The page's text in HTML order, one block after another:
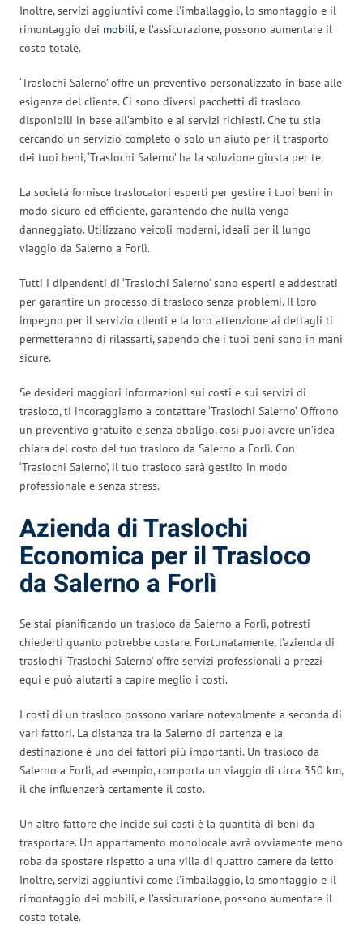
Inoltre, servizi aggiuntivi come l’imballaggio, lo smontaggio e il
rimontaggio dei mobili, e l’assicurazione, possono aumentare il
costo totale.
‘Traslochi Salerno’ offre un preventivo personalizzato in base alle
esigenze del cliente. Ci sono diversi pacchetti di trasloco
disponibili in base all’ambito e ai servizi richiesti. Che tu stia
cercando un servizio completo o solo un aiuto per il trasporto
dei tuoi beni, ‘Traslochi Salerno’ ha la soluzione giusta per te.
La società fornisce traslocatori esperti per gestire i tuoi beni in
modo sicuro ed efficiente, garantendo che nulla venga
danneggiato. Utilizzano veicoli moderni, ideali per il lungo
viaggio da Salerno a Forlì.
Tutti i dipendenti di ‘Traslochi Salerno’ sono esperti e addestrati
per garantire un processo di trasloco senza problemi. Il loro
impegno per il servizio clienti e la loro attenzione ai dettagli ti
permetteranno di rilassarti, sapendo che i tuoi beni sono in mani
sicure.
Se desideri maggiori informazioni sui costi e sui servizi di
trasloco, ti incoraggiamo a contattare ‘Traslochi Salerno’. Offrono
un preventivo gratuito e senza obbligo, così puoi avere un’idea
chiara del costo del tuo trasloco da Salerno a Forlì. Con
‘Traslochi Salerno’, il tuo trasloco sarà gestito in modo
professionale e senza stress.
Azienda di Traslochi
Economica per il Trasloco
da Salerno a Forlì
Se stai pianificando un trasloco da Salerno a Forlì, potresti
chiederti quanto potrebbe costare. Fortunatamente, l’azienda di
traslochi ‘Traslochi Salerno’ offre servizi professionali a prezzi
equi e può aiutarti a capire meglio i costi.
I costi di un trasloco possono variare notevolmente a seconda di
vari fattori. La distanza tra la Salerno di partenza e la
destinazione è uno dei fattori più importanti. Un trasloco da
Salerno a Forlì, ad esempio, comporta un viaggio di circa 350 km,
il che influenzerà certamente il costo.
Un altro fattore che incide sui costi è la quantità di beni da
trasportare. Un appartamento monolocale avrà ovviamente meno
roba da spostare rispetto a una villa di quattro camere da letto.
Inoltre, servizi aggiuntivi come l’imballaggio, lo smontaggio e il
rimontaggio dei mobili, e l’assicurazione, possono aumentare il
costo totale.